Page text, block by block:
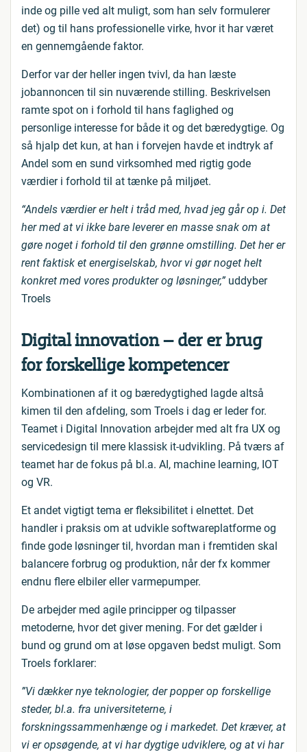
inde og pille ved alt muligt, som han selv formulerer
det) og til hans professionelle virke, hvor it har været
en gennemgående faktor.
Derfor var der heller ingen tvivl, da han læste
jobannoncen til sin nuværende stilling. Beskrivelsen
ramte spot on i forhold til hans faglighed og
personlige interesse for både it og det bæredygtige. Og
så hjalp det kun, at han i forvejen havde et indtryk af
Andel som en sund virksomhed med rigtig gode
værdier i forhold til at tænke på miljøet.
“Andels værdier er helt i tråd med, hvad jeg går op i. Det
her med at vi ikke bare leverer en masse snak om at
gøre noget i forhold til den grønne omstilling. Det her er
rent faktisk et energiselskab, hvor vi gør noget helt
konkret med vores produkter og løsninger,” uddyber
Troels
Digital innovation – der er brug
for forskellige kompetencer
Kombinationen af it og bæredygtighed lagde altså
kimen til den afdeling, som Troels i dag er leder for.
Teamet i Digital Innovation arbejder med alt fra UX og
servicedesign til mere klassisk it-udvikling. På tværs af
teamet har de fokus på bl.a. AI, machine learning, IOT
og VR.
Et andet vigtigt tema er fleksibilitet i elnettet. Det
handler i praksis om at udvikle softwareplatforme og
finde gode løsninger til, hvordan man i fremtiden skal
balancere forbrug og produktion, når der fx kommer
endnu flere elbiler eller varmepumper.
De arbejder med agile principper og tilpasser
metoderne, hvor det giver mening. For det gælder i
bund og grund om at løse opgaven bedst muligt. Som
Troels forklarer:
”Vi dækker nye teknologier, der popper op forskellige
steder, bl.a. fra universiteterne, i
forskningssammenhænge og i markedet. Det kræver, at
vi er opsøgende, at vi har dygtige udviklere, og at vi har